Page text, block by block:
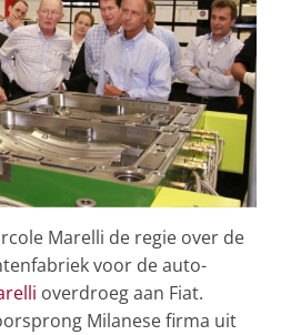
Marelli de regie over de
voor de auto-
overdroeg aan Fiat.
Milanese firma uit